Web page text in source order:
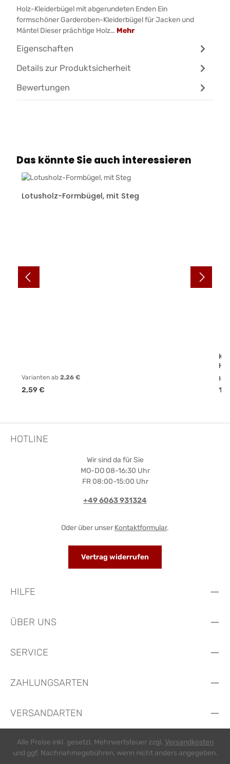
Holz-Kleiderbügel mit abgerundeten Enden Ein
formschöner Garderoben-Kleiderbügel für Jacken und
Mäntel Dieser prächtige Holz… Mehr
Eigenschaften
Details zur Produktsicherheit
Bewertungen
Produktgalerie überspringen
Das könnte Sie auch interessieren
Lotusholz-Formbügel, mit Steg
Varianten ab 2,26 €
Regulärer Preis:
2,59 €
HOTLINE
Wir sind da für Sie
MO-DO 08-16:30 Uhr
FR 08:00-15:00 Uhr
+49 6063 931324
Oder über unser Kontaktformular.
Vertrag widerrufen
HILFE
ÜBER UNS
SERVICE
ZAHLUNGSARTEN
VERSANDARTEN
Alle Preise inkl. gesetzl. Mehrwertsteuer zzgl. Versandkosten
und ggf. Nachnahmegebühren, wenn nicht anders angegeben.